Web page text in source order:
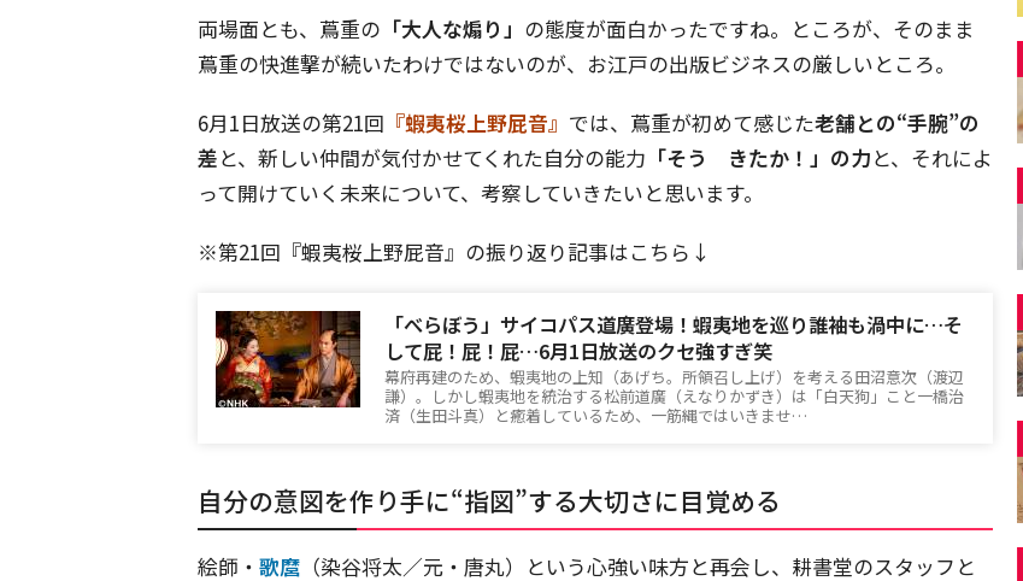
両場面とも、蔦重の 「大人な煽り」 の態度が面白かったですね。ところが、そのまま
蔦重の快進撃が続いたわけではないのが、お江戸の出版ビジネスの厳しいところ。
6月1日放送の第21回 『蝦夷桜上野屁音』 では、蔦重が初めて感じた老舗との“手腕”の
差と、新しい仲間が気付かせてくれた自分の能力 「そう きたか！」の力と、それによ
って開けていく未来について、考察していきたいと思います。
※第21回『蝦夷桜上野屁音』の振り返り記事はこちら↓
「べらぼう」サイコパス道廣登場！蝦夷地を巡り誰袖も渦中に…そ
して屁！屁！屁…6月1日放送のクセ強すぎ笑
幕府再建のため、蝦夷地の上知（あげち。所領召し上げ）を考える田沼意次（渡辺
謙）。しかし蝦夷地を統治する松前道廣（えなりかずき）は「白天狗」こと一橋治
済（生田斗真）と癒着しているため、一筋縄ではいきませ…
自分の意図を作り手に“指図”する大切さに目覚める
絵師・ 歌麿 （染谷将太／元・唐丸）という心強い味方と再会し、耕書堂のスタッフと